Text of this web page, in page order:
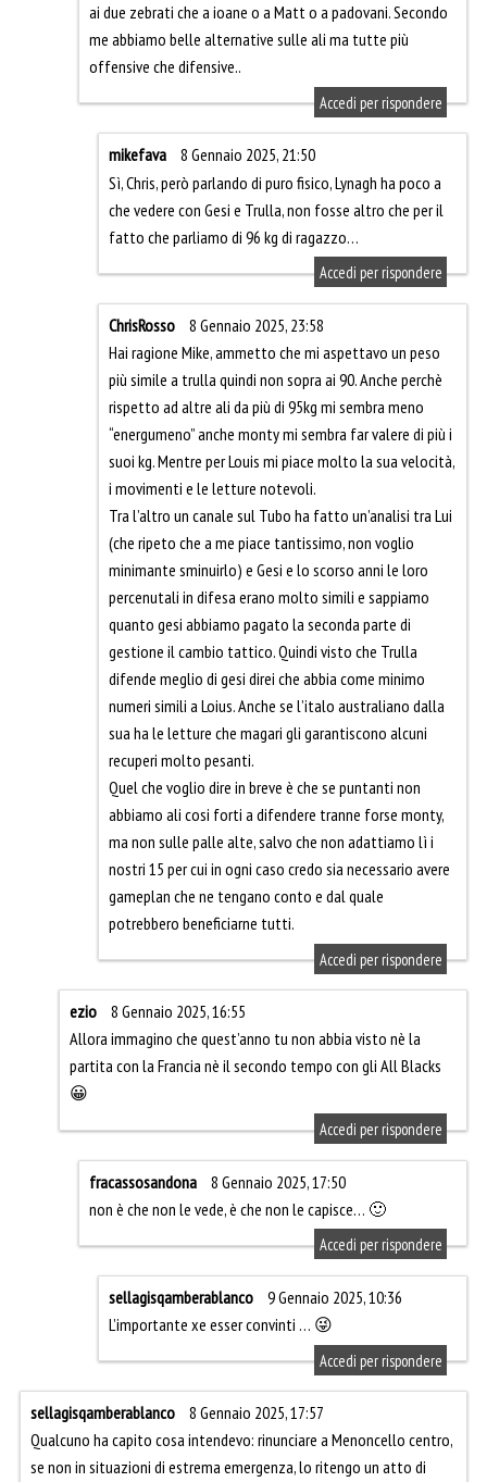
ai due zebrati che a ioane o a Matt o a padovani. Secondo
me abbiamo belle alternative sulle ali ma tutte più
offensive che difensive..
Accedi per rispondere
mikefava
8 Gennaio 2025, 21:50
Sì, Chris, però parlando di puro fisico, Lynagh ha poco a
che vedere con Gesi e Trulla, non fosse altro che per il
fatto che parliamo di 96 kg di ragazzo…
Accedi per rispondere
ChrisRosso
8 Gennaio 2025, 23:58
Hai ragione Mike, ammetto che mi aspettavo un peso
più simile a trulla quindi non sopra ai 90. Anche perchè
rispetto ad altre ali da più di 95kg mi sembra meno
“energumeno” anche monty mi sembra far valere di più i
suoi kg. Mentre per Louis mi piace molto la sua velocità,
i movimenti e le letture notevoli.
Tra l’altro un canale sul Tubo ha fatto un’analisi tra Lui
(che ripeto che a me piace tantissimo, non voglio
minimante sminuirlo) e Gesi e lo scorso anni le loro
percenutali in difesa erano molto simili e sappiamo
quanto gesi abbiamo pagato la seconda parte di
gestione il cambio tattico. Quindi visto che Trulla
difende meglio di gesi direi che abbia come minimo
numeri simili a Loius. Anche se l’italo australiano dalla
sua ha le letture che magari gli garantiscono alcuni
recuperi molto pesanti.
Quel che voglio dire in breve è che se puntanti non
abbiamo ali cosi forti a difendere tranne forse monty,
ma non sulle palle alte, salvo che non adattiamo lì i
nostri 15 per cui in ogni caso credo sia necessario avere
gameplan che ne tengano conto e dal quale
potrebbero beneficiarne tutti.
Accedi per rispondere
ezio
8 Gennaio 2025, 16:55
Allora immagino che quest’anno tu non abbia visto nè la
partita con la Francia nè il secondo tempo con gli All Blacks
😀
Accedi per rispondere
fracassosandona
8 Gennaio 2025, 17:50
non è che non le vede, è che non le capisce… 🙂
Accedi per rispondere
sellagisqamberablanco
9 Gennaio 2025, 10:36
L’importante xe esser convinti … 😜
Accedi per rispondere
sellagisqamberablanco
8 Gennaio 2025, 17:57
Qualcuno ha capito cosa intendevo: rinunciare a Menoncello centro,
se non in situazioni di estrema emergenza, lo ritengo un atto di